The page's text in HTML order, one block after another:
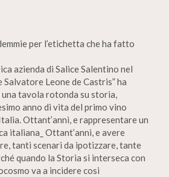
per l’etichetta che ha fatto
azienda di Salice Salentino nel
Salvatore Leone de Castris” ha
tavola rotonda su storia,
anno di vita del primo vino
Ottant’anni, e rappresentare un
italiana_ Ottant’anni, e avere
tanti scenari da ipotizzare, tante
quando la Storia si interseca con
va a incidere cosi